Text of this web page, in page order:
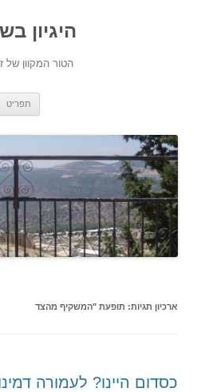
היגיון
הטור המקוון של
תפריט
ארכיון תגיות: תופעת "המשקיף מהצד
כסדום היינו? לעמורה